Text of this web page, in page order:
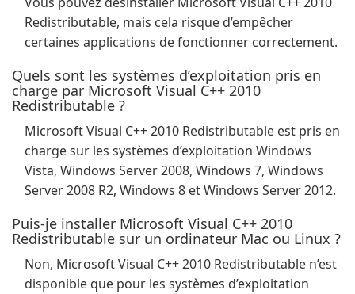
Redistributable, mais cela risque d’empêcher
certaines applications de fonctionner correctement.
Quels sont les systèmes d’exploitation pris en
charge par Microsoft Visual C++ 2010
Redistributable ?
Microsoft Visual C++ 2010 Redistributable est pris en
charge sur les systèmes d’exploitation Windows
Vista, Windows Server 2008, Windows 7, Windows
Server 2008 R2, Windows 8 et Windows Server 2012.
Puis-je installer Microsoft Visual C++ 2010
Redistributable sur un ordinateur Mac ou Linux ?
Non, Microsoft Visual C++ 2010 Redistributable n’est
disponible que pour les systèmes d’exploitation